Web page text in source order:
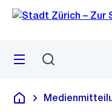
Navigation
Sprunglink
Menü
Deutsch